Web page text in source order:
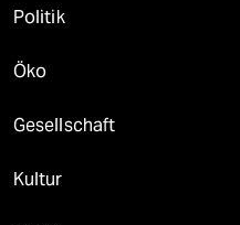
Politik
Öko
Gesellschaft
Kultur